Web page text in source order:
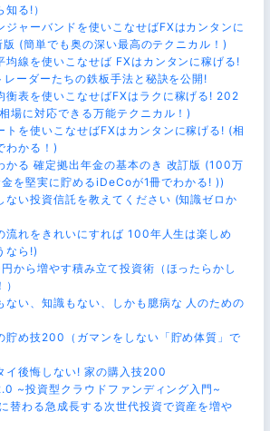
る!）
ジャーバンドを使いこなせばFXはカンタンに
(簡単でも奥の深い最高のテクニカル！)
均線を使いこなせば FXはカンタンに稼げる!
ーダーたちの鉄板手法と秘訣を公開!
衡表を使いこなせばFXはラクに稼げる! 202
場に対応できる万能テクニカル！)
トを使いこなせばFXはカンタンに稼げる! (相
わかる！)
かる 確定拠出年金の基本のき 改訂版 (100万
を堅実に貯めるiDeCoが1冊でわかる! ))
ない投資信託を教えてください (知識ゼロか
流れをきれいにすれば 100年人生は楽しめ
なら!)
から増やす積み立て投資術（ほったらかし
ない、知識もない、しかも臆病な 人のための
貯め技200（ガマンをしない「貯め体質」で
イ後悔しない! 家の購入技200
~投資型クラウドファンディング入門~
替わる急成長する次世代投資で資産を増や